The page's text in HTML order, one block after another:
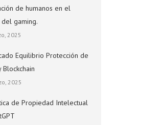
de humanos en el
gaming.
2025
Equilibrio Protección de
Blockchain
2025
de Propiedad Intelectual